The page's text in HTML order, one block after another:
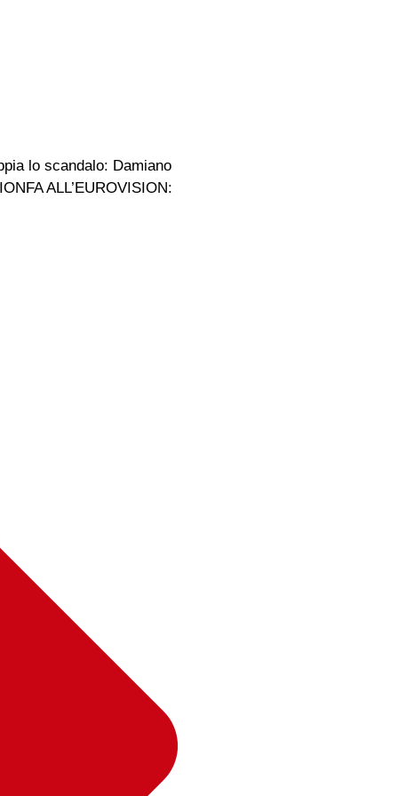
lo scandalo: Damiano
ALL’EUROVISION: